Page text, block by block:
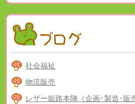
社会福祉
物流販売
レザー姫路本陣（企画･製造･販